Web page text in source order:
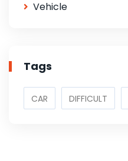
Vehicle
Tags
CAR DIFFICULT